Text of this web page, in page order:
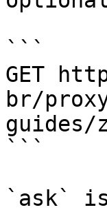
```
GET
br/
guides/
```
`ask`